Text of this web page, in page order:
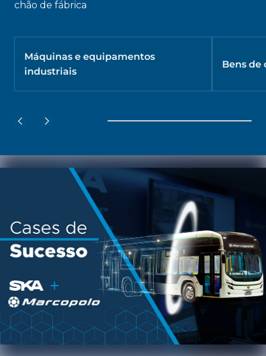
chão de fábrica
Máquinas e equipamentos
industriais
Bens de